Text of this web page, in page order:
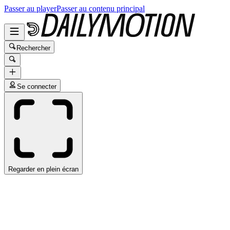
Passer au playerPasser au contenu principal
Rechercher
Se connecter
Regarder en plein écran